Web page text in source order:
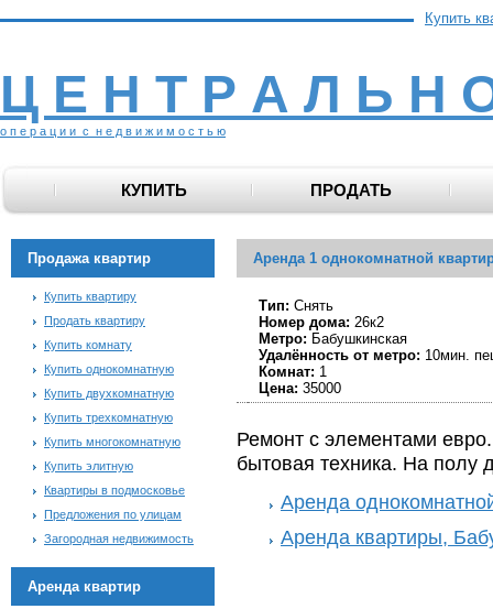
Купить
Ц Е Н Т Р А Л Ь Н
о п е р а ц и и с н е д в и ж и м о с т ь ю
КУПИТЬ ПРОДАТЬ
Продажа квартир
Купить квартиру
Продать квартиру
Купить комнату
Купить однокомнатную
Купить двухкомнатную
Купить трехкомнатную
Купить многокомнатную
Купить элитную
Квартиры в подмосковье
Предложения по улицам
Загородная недвижимость
Аренда квартир
Аренда 1 однокомнатной
Тип: Снять
Номер дома: 26к2
Метро: Бабушкинская
Удалённость от метро: 10мин.
Комнат: 1
Цена: 35000
Ремонт с элементами
бытовая техника. На
Аренда
Аренда квартиры,